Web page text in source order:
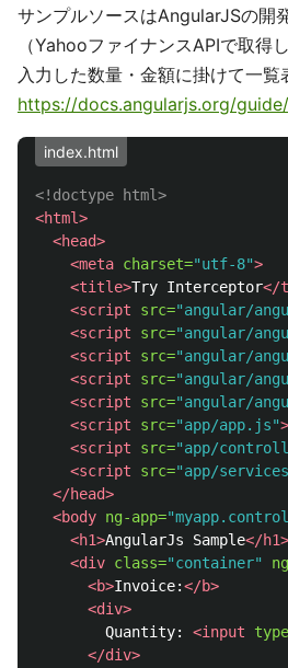
サンプルソースはAngularJSの開
（YahooファイナンスAPIで取得
入力した数量・金額に掛けて一覧
https://docs.angularjs.org/
index.html
<!doctype html>
<html>
<head>
<meta charset="utf-8">
<title>Try Interceptor</
<script src="angular/
<script src="angular/
<script src="angular/
<script src="angular/
<script src="angular/
<script src="app/app.js"
<script src="app/
<script src="app/
</head>
<body ng-app=
<h1>AngularJs Sample</h1>
<div class="container"
<b>Invoice:</b>
<div>
        Quantity:
<input
</div>